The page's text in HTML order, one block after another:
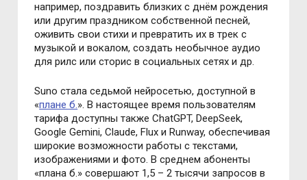
например, поздравить близких с днём рождения
или другим праздником собственной песней,
оживить свои стихи и превратить их в трек с
музыкой и вокалом, создать необычное аудио
для рилс или сторис в социальных сетях и др.
Suno стала седьмой нейросетью, доступной в
«плане б.». В настоящее время пользователям
тарифа доступны также ChatGPT, DeepSeek,
Google Gemini, Claude, Flux и Runway, обеспечивая
широкие возможности работы с текстами,
изображениями и фото. В среднем абоненты
«плана б.» совершают 1,5 – 2 тысячи запросов в